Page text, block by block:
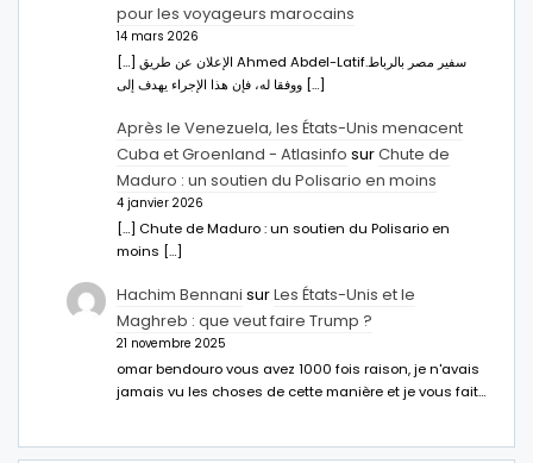
pour les voyageurs marocains
14 mars 2026
[…] الإعلان عن طريق Ahmed Abdel-Latifسفير مصر بالرباط.
ووفقا له، فإن هذا الإجراء يهدف إلى […]
Après le Venezuela, les États-Unis menacent
Cuba et Groenland - Atlasinfo surChute de
Maduro : un soutien du Polisario en moins
4 janvier 2026
[…] Chute de Maduro : un soutien du Polisario en
moins […]
Hachim Bennani surLes États-Unis et le
Maghreb : que veut faire Trump ?
21 novembre 2025
omar bendouro vous avez 1000 fois raison, je n'avais
jamais vu les choses de cette manière et je vous fait…